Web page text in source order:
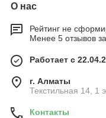
О нас
Рейтинг не
Менее 5 отзывов
Работает с
г. Алматы
Текстильная 14, 1
Контакты